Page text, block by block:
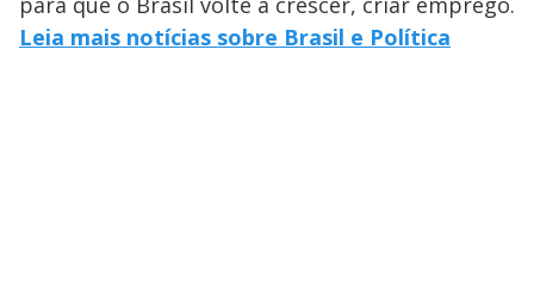
Leia mais notícias sobre Brasil e Política